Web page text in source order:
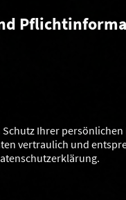
Ihrer
vertraulich und